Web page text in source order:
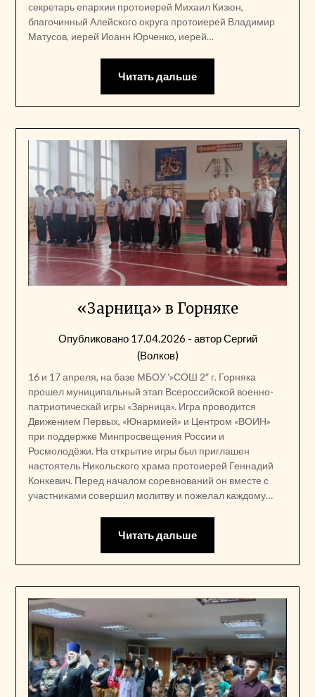
секретарь епархии протоиерей Михаил Кизюн,
благочинный Алейского округа протоиерей Владимир
Матусов, иерей Иоанн Юрченко, иерей…
Читать дальше
«Зарница» в Горняке
Опубликовано 17.04.2026 - авторСергий
(Волков)
16 и 17 апреля, на базе МБОУ ‘»СОШ 2″ г. Горняка
прошел муниципальный этап Всероссийской военно-
патриотическай игры «Зарница». Игра проводится
Движением Первых, «Юнармией» и Центром «ВОИН»
при поддержке Минпросвещения России и
Росмолодёжи. На открытие игры был приглашен
настоятель Никольского храма протоиерей Геннадий
Конкевич. Перед началом соревнований он вместе с
участниками совершил молитву и пожелал каждому…
Читать дальше